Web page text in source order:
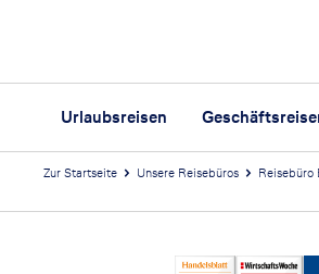
Urlaubsreisen
Zur Startseite Unsere Reisebüros Reisebüro